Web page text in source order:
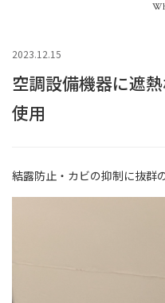
2023.12.15
空調設備機器に遮
使用
結露防止・カビの抑制に抜群